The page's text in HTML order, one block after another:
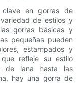
clave en gorras de
de estilos y
gorras básicas y
pequeñas pueden
estampados y
refleje su estilo
de lana hasta las
hay una gorra de